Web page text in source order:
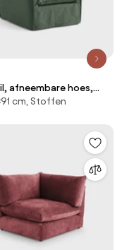
afneembare hoes,
Odna
cm, Stoffen